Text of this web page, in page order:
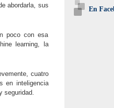
abordarla, sus
poco con esa
learning, la
cuatro
en inteligencia
seguridad.
En